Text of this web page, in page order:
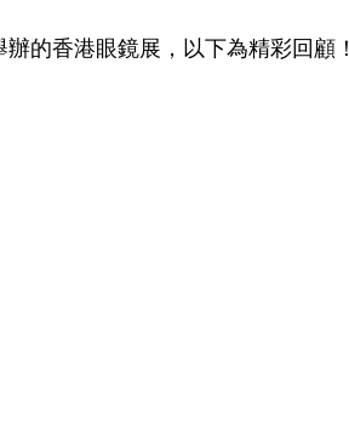
的香港眼鏡展，以下為精彩回顧！